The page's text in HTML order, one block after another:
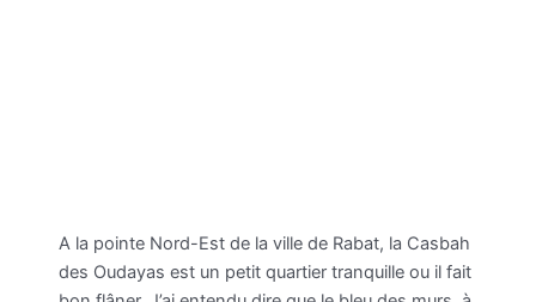
A la pointe Nord-Est de la ville de Rabat, la Casbah
des Oudayas est un petit quartier tranquille ou il fait